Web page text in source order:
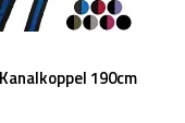
190cm